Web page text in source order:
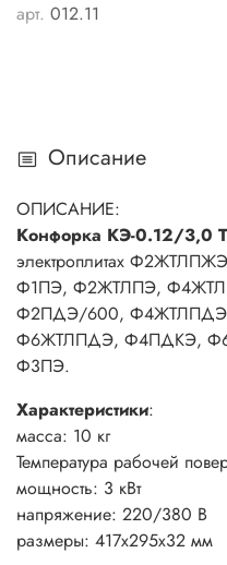
арт. 012.11
Описание
ОПИСАНИЕ:
Конфорка КЭ-0.12/3,0
электроплитах
Ф1ПЭ, Ф2ЖТЛПЭ,
Ф2ПДЭ/600,
Ф6ЖТЛПДЭ, Ф4ПДКЭ,
Ф3ПЭ.
Характеристики:
масса: 10 кг
Температура рабочей
мощность: 3 кВт
напряжение: 220/380 В
размеры: 417х295х32 мм